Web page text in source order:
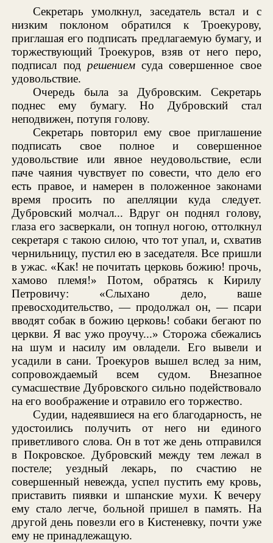
Секретарь умолкнул, заседатель встал и с
низким поклоном обратился к Троекурову,
приглашая его подписать предлагаемую бумагу, и
торжествующий Троекуров, взяв от него перо,
подписал под решениемсуда совершенное свое
удовольствие.
Очередь была за Дубровским. Секретарь
поднес ему бумагу. Но Дубровский стал
неподвижен, потупя голову.
Секретарь повторил ему свое приглашение
подписать свое полное и совершенное
удовольствие или явное неудовольствие, если
паче чаяния чувствует по совести, что дело его
есть правое, и намерен в положенное законами
время просить по апелляции куда следует.
Дубровский молчал... Вдруг он поднял голову,
глаза его засверкали, он топнул ногою, оттолкнул
секретаря с такою силою, что тот упал, и, схватив
чернильницу, пустил ею в заседателя. Все пришли
в ужас. «Как! не почитать церковь божию! прочь,
хамово племя!» Потом, обратясь к Кирилу
Петровичу: «Слыхано дело, ваше
превосходительство, — продолжал он, — псари
вводят собак в божию церковь! собаки бегают по
церкви. Я вас ужо проучу...» Сторожа сбежались
на шум и насилу им овладели. Его вывели и
усадили в сани. Троекуров вышел вслед за ним,
сопровождаемый всем судом. Внезапное
сумасшествие Дубровского сильно подействовало
на его воображение и отравило его торжество.
Судии, надеявшиеся на его благодарность, не
удостоились получить от него ни единого
приветливого слова. Он в тот же день отправился
в Покровское. Дубровский между тем лежал в
постеле; уездный лекарь, по счастию не
совершенный невежда, успел пустить ему кровь,
приставить пиявки и шпанские мухи. К вечеру
ему стало легче, больной пришел в память. На
другой день повезли его в Кистеневку, почти уже
ему не принадлежащую.